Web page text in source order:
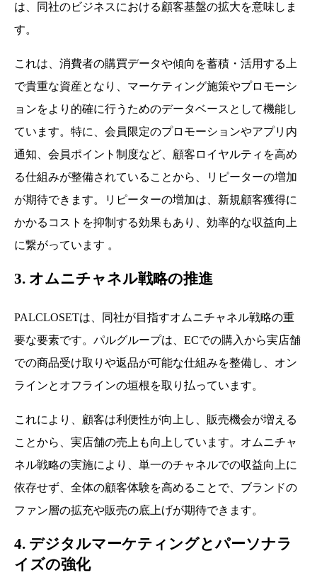
は、同社のビジネスにおける顧客基盤の拡大を意味しま
す。
これは、消費者の購買データや傾向を蓄積・活用する上
で貴重な資産となり、マーケティング施策やプロモーシ
ョンをより的確に行うためのデータベースとして機能し
ています。特に、会員限定のプロモーションやアプリ内
通知、会員ポイント制度など、顧客ロイヤルティを高め
る仕組みが整備されていることから、リピーターの増加
が期待できます。リピーターの増加は、新規顧客獲得に
かかるコストを抑制する効果もあり、効率的な収益向上
に繋がっています 。
3. オムニチャネル戦略の推進
PALCLOSETは、同社が目指すオムニチャネル戦略の重
要な要素です。パルグループは、ECでの購入から実店舗
での商品受け取りや返品が可能な仕組みを整備し、オン
ラインとオフラインの垣根を取り払っています。
これにより、顧客は利便性が向上し、販売機会が増える
ことから、実店舗の売上も向上しています。オムニチャ
ネル戦略の実施により、単一のチャネルでの収益向上に
依存せず、全体の顧客体験を高めることで、ブランドの
ファン層の拡充や販売の底上げが期待できます。
4. デジタルマーケティングとパーソナラ
イズの強化